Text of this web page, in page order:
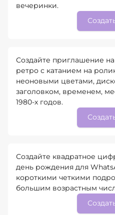
вечеринки.
Создайте приглашение
ретро с катанием на
неоновыми цветами,
заголовком, временем,
1980-х годов.
Создайте квадратное
день рождения для
короткими четкими
большим возрастным